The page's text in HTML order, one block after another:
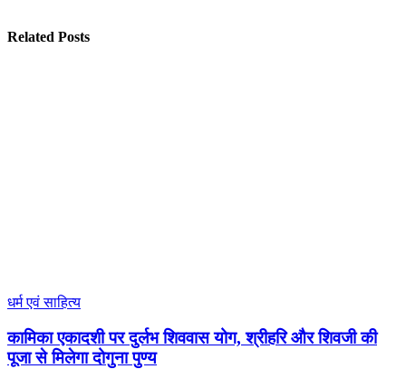
Related Posts
धर्म एवं साहित्य
कामिका एकादशी पर दुर्लभ शिववास योग, श्रीहरि और शिवजी की
पूजा से मिलेगा दोगुना पुण्य